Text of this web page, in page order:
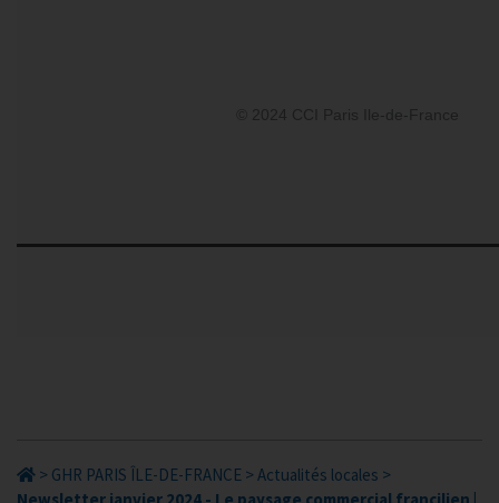
> GHR PARIS ÎLE-DE-FRANCE > Actualités locales >